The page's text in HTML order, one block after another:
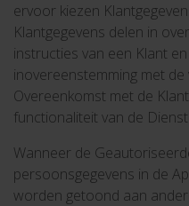
ervoor kiezen
Klantgegevens delen in
instructies van een Klant
inovereenstemming met
Overeenkomst met de
functionaliteit van de
Wanneer de
persoonsgegevens in de
worden getoond aan